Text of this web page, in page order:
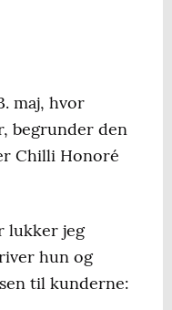
maj, hvor
begrunder den
Chilli Honoré
lukker jeg
hun og
til kunderne: